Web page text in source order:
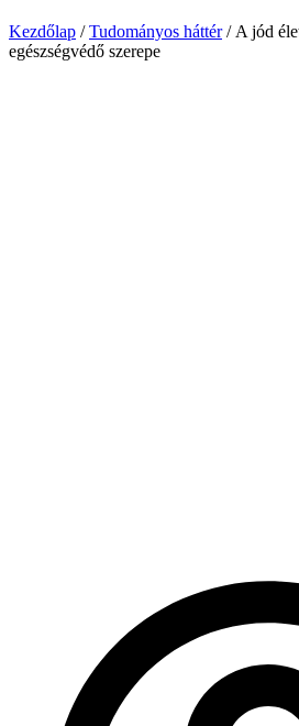
Kezdőlap /Tudományos háttér/ A jód
egészségvédő szerepe